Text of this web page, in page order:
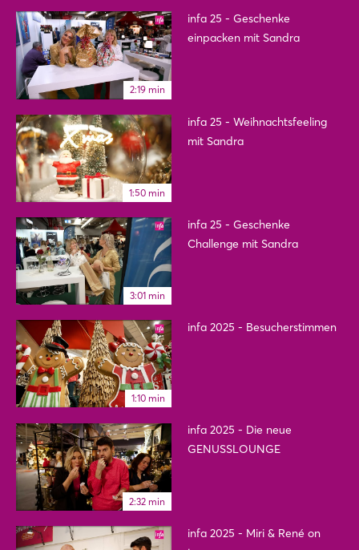
2:19 min
infa 25 - Geschenke
einpacken mit Sandra
1:50 min
infa 25 - Weihnachtsfeeling
mit Sandra
3:01 min
infa 25 - Geschenke
Challenge mit Sandra
1:10 min
infa 2025 - Besucherstimmen
2:32 min
infa 2025 - Die neue
GENUSSLOUNGE
infa 2025 - Miri & René on